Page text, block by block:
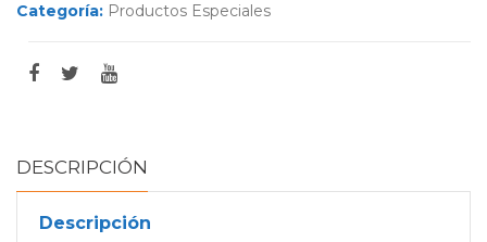
Categoría: Productos Especiales
DESCRIPCIÓN
Descripción